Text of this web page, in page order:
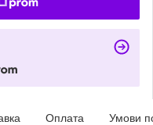
Оплата Умови